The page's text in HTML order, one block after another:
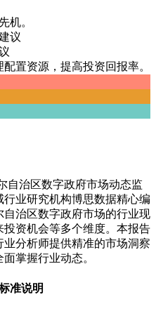
机。
置资源，提高投资回报率。
自治区数字政府市场动态监
业研究机构博思数据精心编
治区数字政府市场的行业现
资机会等多个维度。本报告
分析师提供精准的市场洞察
掌握行业动态。
准说明